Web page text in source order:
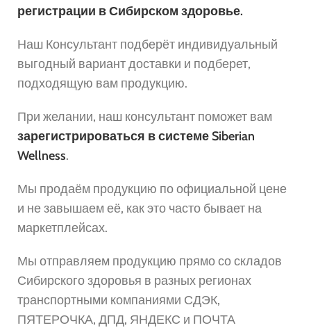
регистрации в Сибирском здоровье.
Наш Консультант подберёт индивидуальный
выгодный вариант доставки и подберет,
подходящую вам продукцию.
При желании, наш консультант поможет вам
зарегистрироваться в системе Siberian
Wellness.
Мы продаём продукцию по официальной цене
и не завышаем её, как это часто бывает на
маркетплейсах.
Мы отправляем продукцию прямо со складов
Сибирского здоровья в разных регионах
транспортными компаниями СДЭК,
ПЯТЕРОЧКА, ДПД, ЯНДЕКС и ПОЧТА